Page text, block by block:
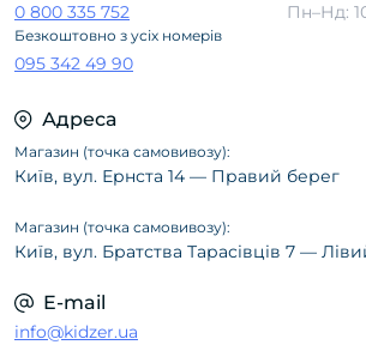
0 800 335 752
Безкоштовно з усіх номерів
095 342 49 90
Пн–Нд:
Адреса
Магазин (точка самовивозу):
Київ, вул. Ернста 14 — Правий берег
Магазин (точка самовивозу):
Київ, вул. Братства Тарасівців 7 —
E-mail
info@kidzer.ua